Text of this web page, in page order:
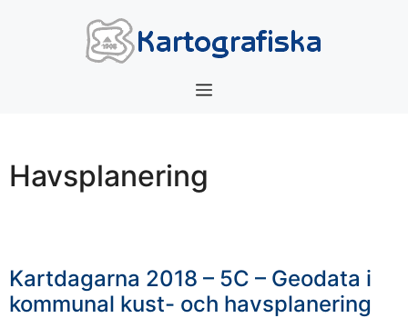
Meny
Havsplanering
Kartdagarna 2018 – 5C – Geodata i
kommunal kust- och havsplanering